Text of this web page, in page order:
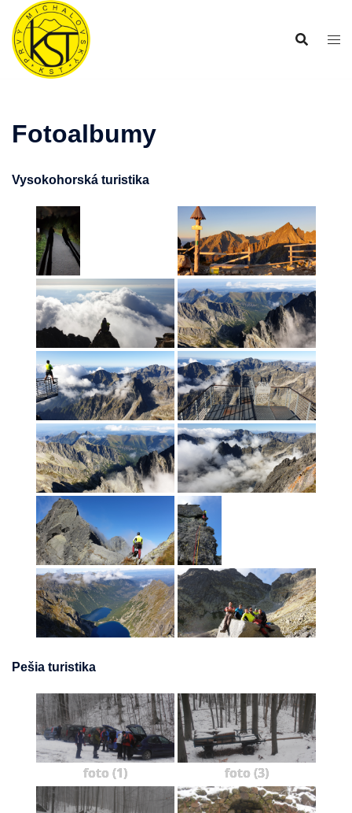
Preskočiť
obsah
Fotoalbumy
Vysokohorská turistika
Pešia turistika
foto (1) foto (3)